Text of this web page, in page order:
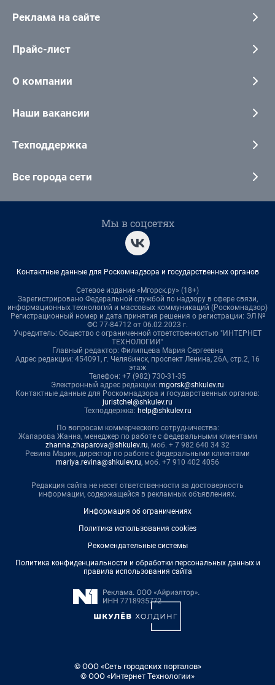
Реклама на сайте
Прайс-лист
О компании
Наши вакансии
Техподдержка
Все города сети
Мы в соцсетях
Контактные данные для Роскомнадзора и государственных органов
Сетевое издание «Мгорск.ру» (18+)
Зарегистрировано Федеральной службой по надзору в сфере связи,
информационных технологий и массовых коммуникаций (Роскомнадзор)
Регистрационный номер и дата принятия решения о регистрации: ЭЛ №
ФС 77-84712 от 06.02.2023 г.
Учредитель: Общество с ограниченной ответственностью "ИНТЕРНЕТ
ТЕХНОЛОГИИ"
Главный редактор: Филипцева Мария Сергеевна
Адрес редакции: 454091, г. Челябинск, проспект Ленина, 26А, стр.2, 16
этаж
Телефон: +7 (982) 730-31-35
Электронный адрес редакции: mgorsk@shkulev.ru
Контактные данные для Роскомнадзора и государственных органов:
juristchel@shkulev.ru
Техподдержка: help@shkulev.ru
По вопросам коммерческого сотрудничества:
Жапарова Жанна, менеджер по работе с федеральными клиентами
zhanna.zhaparova@shkulev.ru, моб. + 7 982 640 34 32
Ревина Мария, директор по работе с федеральными клиентами
mariya.revina@shkulev.ru, моб. +7 910 402 4056
Редакция сайта не несет ответственности за достоверность
информации, содержащейся в рекламных объявлениях.
Информация об ограничениях
Политика использования cookies
Рекомендательные системы
Политика конфиденциальности и обработки персональных данных и
правила использования сайта
© ООО «Сеть городских порталов»
© ООО «Интернет Технологии»